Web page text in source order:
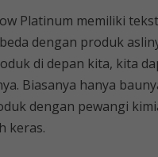
Platinum memiliki
dengan produk
di depan kita, kita
Biasanya hanya
dengan pewangi
keras.